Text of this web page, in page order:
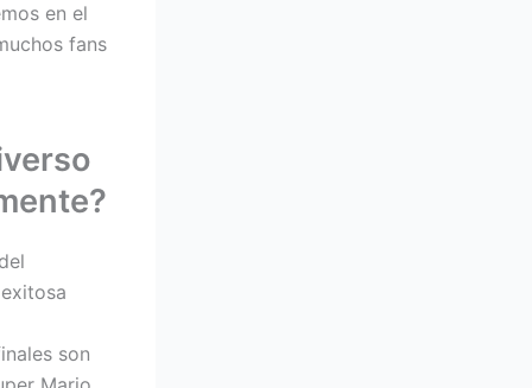
en el
fans
son